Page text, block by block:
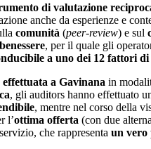
di valutazione
anche da esperienze e
comunità (peer-review) e sul
, per il quale gli
a uno dei 12 fattori
effettuata a Gavinana in
, gli auditors hanno effettuato
, mentre nel corso della
l’ottima offerta (con due
che rappresenta un vero